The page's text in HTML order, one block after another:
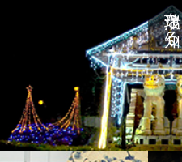
瑞浪を知る